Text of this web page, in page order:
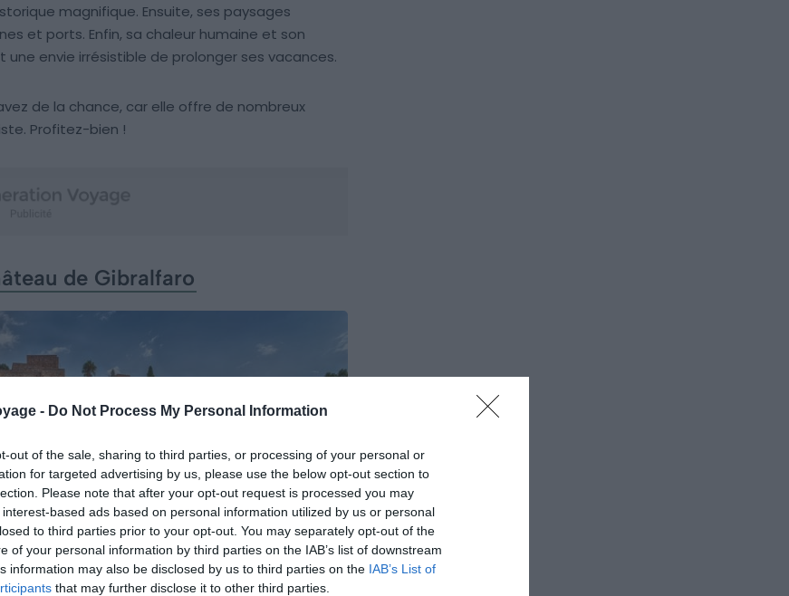
- Do Not Process My Personal Information
out of the sale, sharing to third parties, or processing of your personal or
for targeted advertising by us, please use the below opt-out section to
Please note that after your opt-out request is processed you may
based ads based on personal information utilized by us or personal
to third parties prior to your opt-out. You may separately opt-out of the
of your personal information by third parties on the IAB’s list of downstream
information may also be disclosed by us to third parties on the IAB’s List of
that may further disclose it to other third parties.
magnifique. Ensuite, ses paysages
et ports. Enfin, sa chaleur humaine et son
envie irrésistible de prolonger ses vacances.
de la chance, car elle offre de nombreux
Profitez-bien !
de Gibralfaro